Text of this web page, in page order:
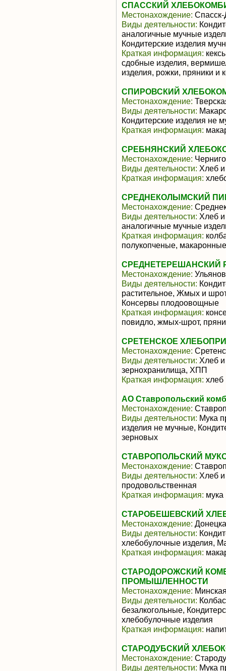
СПАССКИЙ
Местонахождение:
Виды деятельности:
аналогичные мучные
Кондитерские изделия
Краткая информация:
сдобные изделия,
изделия, рожки, пряники и
СПИРОВСКИЙ
Местонахождение:
Виды деятельности:
Кондитерские изделия не
Краткая информация:
СРЕБНЯНСКИЙ
Местонахождение:
Виды деятельности: Хлеб
Краткая информация:
СРЕДНЕКОЛЫМСКИЙ
Местонахождение:
Виды деятельности: Хлеб
аналогичные мучные
Краткая информация:
полукопченые,
СРЕДНЕТЕРЕШАНСКИЙ
Местонахождение:
Виды деятельности:
растительное, Жмых и
Консервы плодоовощные
Краткая информация:
повидло, жмых-шрот,
СРЕТЕНСКОЕ
Местонахождение:
Виды деятельности: Хлеб
зернохранилища, ХПП
Краткая информация: хлеб
АО Ставропольский
Местонахождение:
Виды деятельности: Мука
изделия не мучные,
зерновых
СТАВРОПОЛЬСКИЙ
Местонахождение:
Виды деятельности: Хлеб
продовольственная
Краткая информация:
СТАРОБЕШЕВСКИЙ
Местонахождение:
Виды деятельности:
хлебобулочные изделия,
Краткая информация:
СТАРОДОРОЖСКИЙ
ПРОМЫШЛЕННОСТИ
Местонахождение:
Виды деятельности:
безалкогольные,
хлебобулочные изделия
Краткая информация:
СТАРОДУБСКИЙ
Местонахождение:
Виды деятельности: Мука